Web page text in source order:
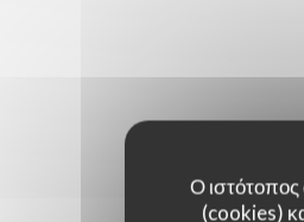
Ο ιστότοπος
(cookies)